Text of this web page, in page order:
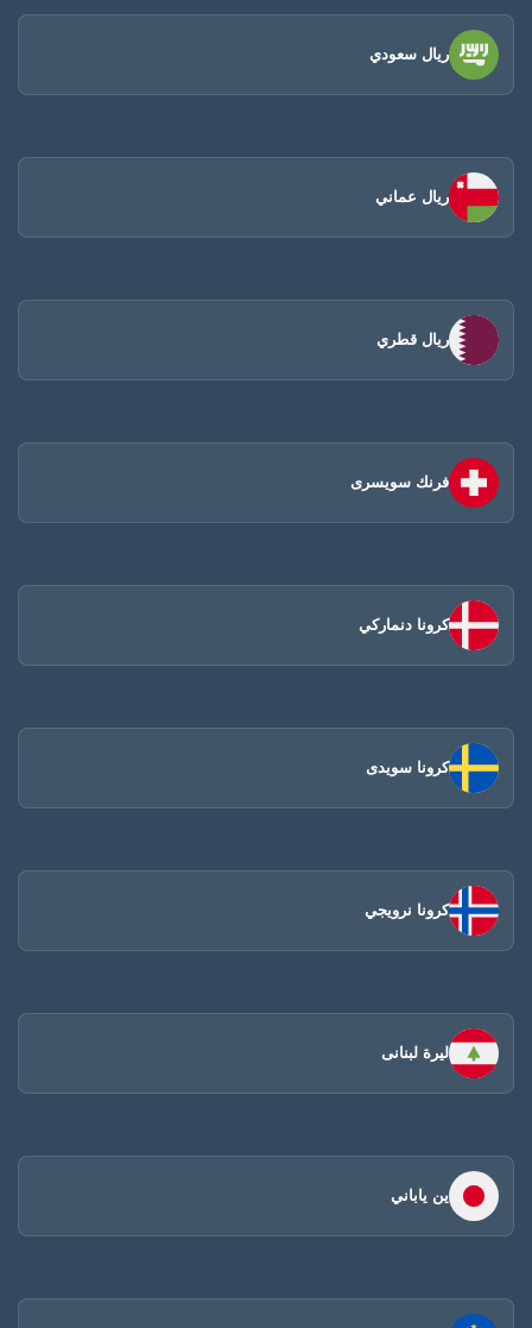
ريال سعودي
ريال عماني
ريال قطري
فرنك سويسرى
كرونا دنماركي
كرونا سويدى
كرونا نرويجي
ليرة لبنانى
ين ياباني